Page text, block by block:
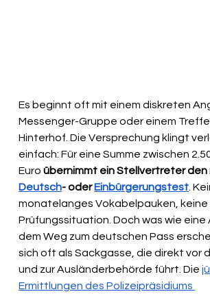
Es beginnt oft mit einem diskreten
Messenger-Gruppe oder einem
Hinterhof. Die Versprechung klingt
einfach: Für eine Summe zwischen
Euro übernimmt ein Stellvertreter den
Deutsch- oder Einbürgerungstest .
monatelanges Vokabelpauken, keine
Prüfungssituation. Doch was wie eine
dem Weg zum deutschen Pass
sich oft als Sackgasse, die direkt vor
und zur Ausländerbehörde führt. Die
Ermittlungen des Polizeipräsidiums